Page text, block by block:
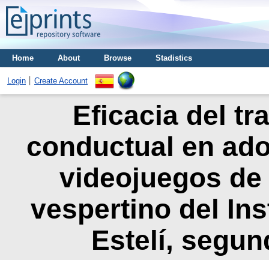
Home About Browse Stadistics
Login Create Account
Eficacia del
conductual en
videojuegos
vespertino del
Estelí,